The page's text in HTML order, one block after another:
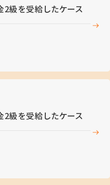
級を受給したケース
級を受給したケース